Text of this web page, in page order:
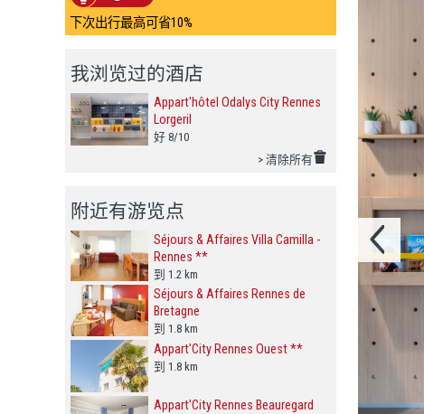
下次出行最高可省10%
我浏览过的酒店
Appart'hôtel Odalys City Rennes
Lorgeril
好 8/10
> 清除所有
附近有游览点
Séjours & Affaires Villa Camilla -
Rennes **
到 1.2 km
Séjours & Affaires Rennes de
Bretagne
到 1.8 km
Appart'City Rennes Ouest **
到 1.8 km
Appart'City Rennes Beauregard